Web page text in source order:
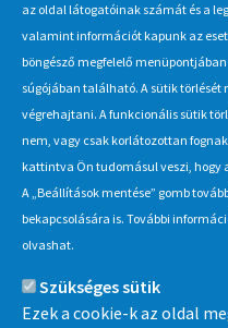
Információ
MÁV-csoport
az oldal látogatóinak számát és a
valamint információt kapunk az
böngésző megfelelő
súgójában található. A sütik
végrehajtani. A funkcionális sütik
nem, vagy csak korlátozottan
kattintva Ön tudomásul veszi,
A „Beállítások mentése” gomb
bekapcsolására is. További
olvashat.
Szükséges sütik
Ezek a cookie-k az oldal